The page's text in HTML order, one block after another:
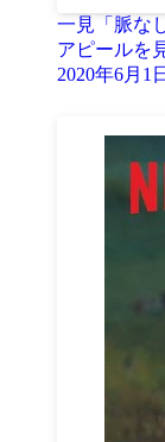
一見「脈な
アピールを
2020年6月1日